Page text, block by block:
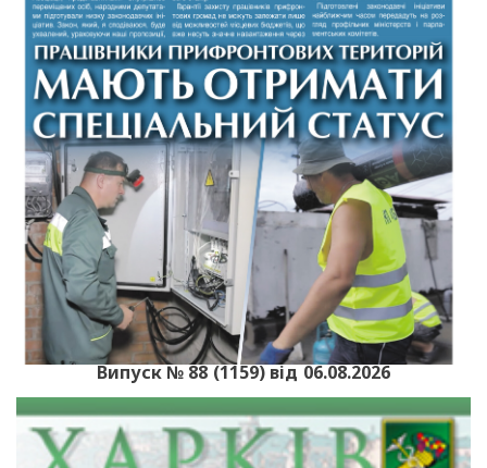
Випуск № 88 (1159) від 06.08.2026